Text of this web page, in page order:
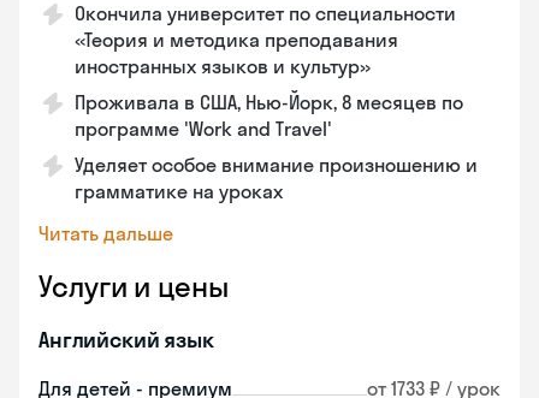
Окончила университет по специальности
«Теория и методика преподавания
иностранных языков и культур»
Проживала в США, Нью-Йорк, 8 месяцев по
программе 'Work and Travel'
Уделяет особое внимание произношению и
грамматике на уроках
Читать дальше
Услуги и цены
Английский язык
Для детей - премиум от 1733 ₽ / урок